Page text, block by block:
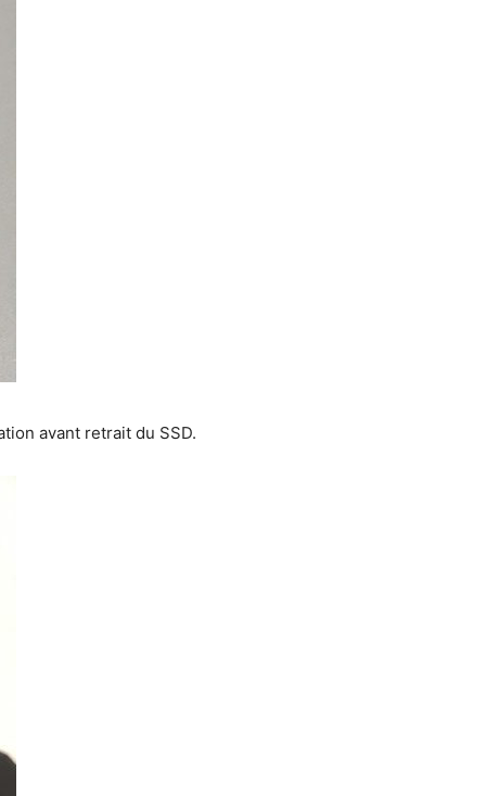
avant retrait du SSD.